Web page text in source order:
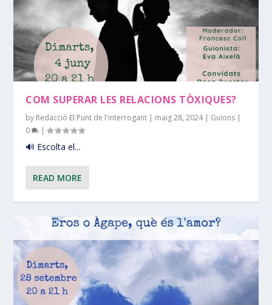
COM SUPERAR LES RELACIONS TÒXIQUES?
by Redacció El Punt de l'interrogant | maig 28, 2024| Guions |
0
|
🔊 Escolta el...
READ MORE